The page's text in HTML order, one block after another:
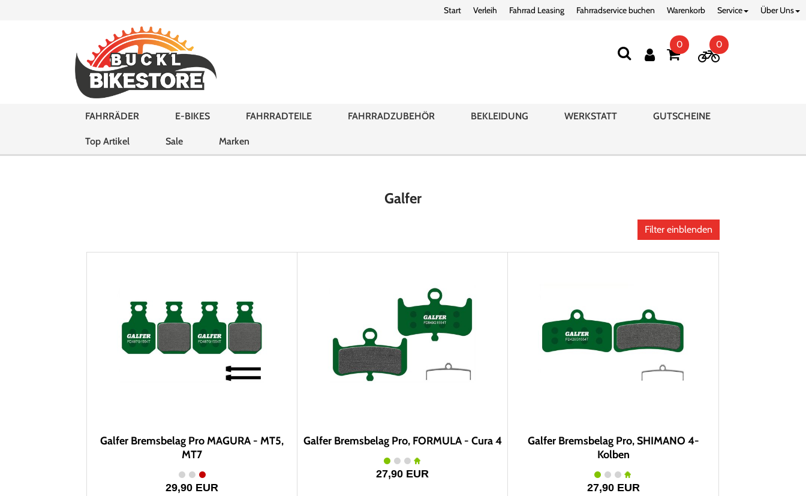
Start Verleih Fahrrad Leasing Fahrradservice buchen Warenkorb Service Über Uns
0 0
FAHRRÄDER E-BIKES FAHRRADTEILE FAHRRADZUBEHÖR BEKLEIDUNG WERKSTATT GUTSCHEINE
Top Artikel Sale Marken
Galfer
Filter einblenden
Galfer Bremsbelag Pro MAGURA - MT5,
MT7
29,90 EUR
Galfer Bremsbelag Pro, FORMULA - Cura 4
27,90 EUR
Galfer Bremsbelag Pro, SHIMANO 4-
Kolben
27,90 EUR